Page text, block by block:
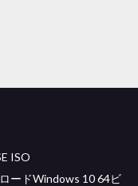
ISO
ードWindows 10 64ビ